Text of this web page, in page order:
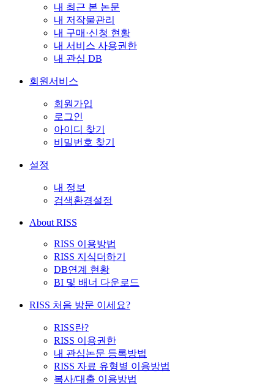
내 최근 본 논문
내 저작물관리
내 구매·신청 현황
내 서비스 사용권한
내 관심 DB
회원서비스
회원가입
로그인
아이디 찾기
비밀번호 찾기
설정
내 정보
검색환경설정
About RISS
RISS 이용방법
RISS 지식더하기
DB연계 현황
BI 및 배너 다운로드
RISS 처음 방문 이세요?
RISS란?
RISS 이용권한
내 관심논문 등록방법
RISS 자료 유형별 이용방법
복사/대출 이용방법